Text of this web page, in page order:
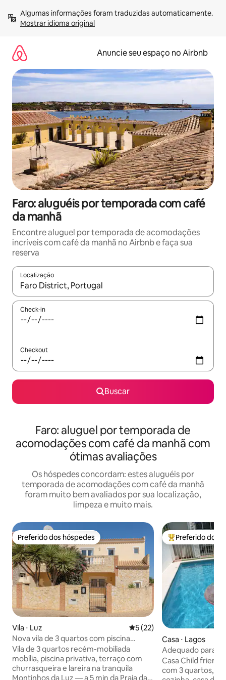
para
Mostrar idioma original
Anuncie seu espaço no Airbnb
Faro: aluguéis por temporada com café
da manhã
Encontre aluguel por temporada de acomodações
incríveis com café da manhã no Airbnb e faça sua
reserva
Localização
Quando os resultados estiverem disponíveis, explore-os
Check-in
Checkout
Buscar
Faro: aluguel por temporada de
acomodações com café da manhã com
ótimas avaliações
Os hóspedes concordam: estes aluguéis por
temporada de acomodações com café da manhã
foram muito bem avaliados por sua localização,
limpeza e muito mais.
Preferido dos hóspedes
Preferido dos hóspedes
Vila ⋅ Luz 5 de uma avaliação média
5 (22)
Nova vila de 3 quartos com piscina
privativa e ar-condicionado — Luz Beach
Vila de 3 quartos recém-mobiliada
mobília, piscina privativa, terraço com
churrasqueira e lareira na tranquila
Montinhos da Luz — a 5 min da Praia da
Entre os
Preferido dos
Casa ⋅ Lagos
Adequado para
privativa - Casa
Casa Child
com 3 quartos, 2